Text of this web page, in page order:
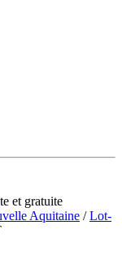
et gratuite
Aquitaine /Lot-